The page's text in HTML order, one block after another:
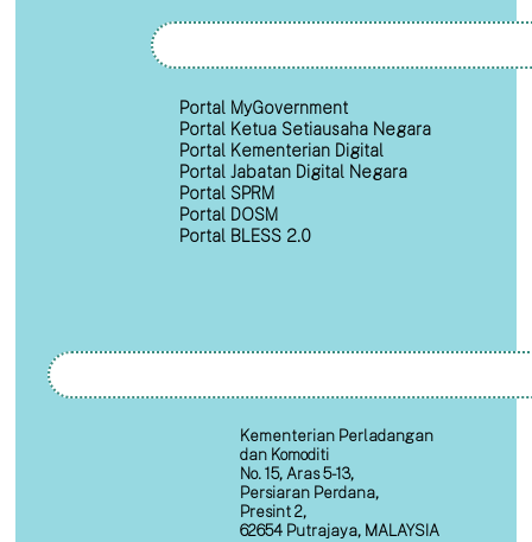
Portal MyGovernment
Portal Ketua Setiausaha Negara
Portal Kementerian Digital
Portal Jabatan Digital Negara
Portal SPRM
Portal DOSM
Portal BLESS 2.0
Kementerian Perladangan
dan Komoditi
No. 15, Aras 5-13,
Persiaran Perdana,
Presint 2,
62654 Putrajaya, MALAYSIA